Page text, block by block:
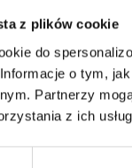
z plików cookie
do
o tym,
Partnerzy
z ich
lub link.